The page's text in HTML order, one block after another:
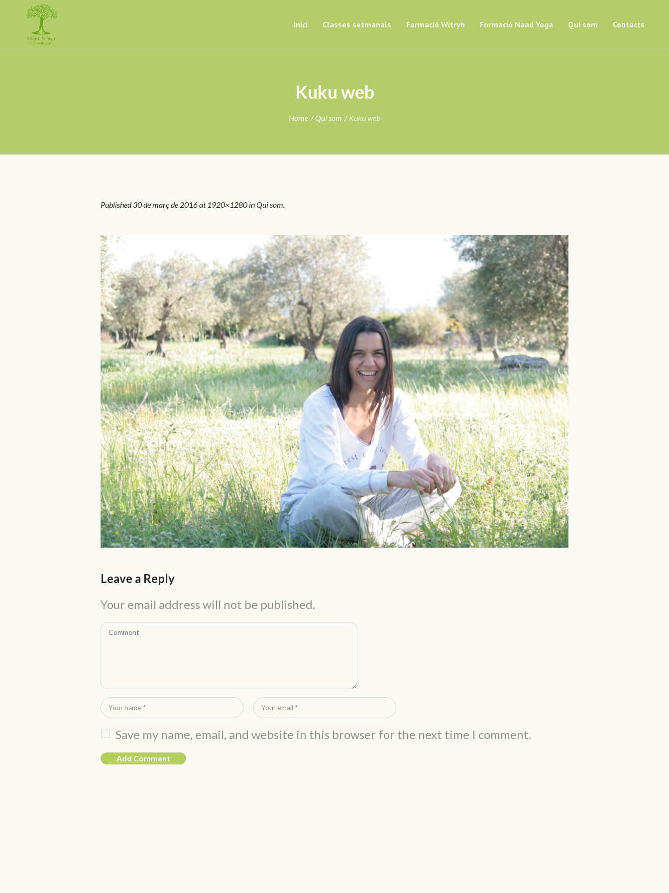
Inici Classes setmanals Formació Witryh Formació Naad Yoga Qui som Contacts
Kuku web
Home /Qui som /Kuku web
Published30 de març de 2016at 1920×1280 inQui som.
Leave a Reply
Your email address will not be published.
Save my name, email, and website in this browser for the next time I comment.